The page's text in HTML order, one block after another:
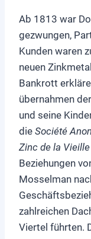
Ab 1813 war
gezwungen,
Kunden waren
neuen
Bankrott
übernahmen
und seine
die Société
Zinc de la
Beziehungen
Mosselman
zahlreichen
Viertel führten.